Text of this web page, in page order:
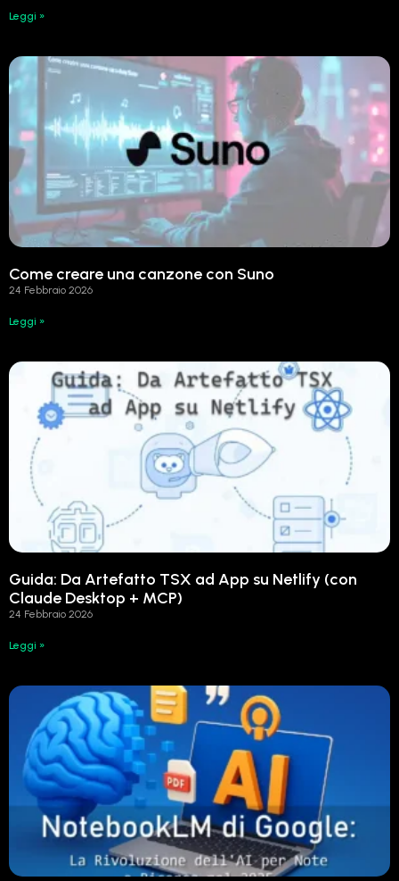
Leggi »
Come creare una canzone con Suno
24 Febbraio 2026
Leggi »
Guida: Da Artefatto TSX ad App su Netlify (con
Claude Desktop + MCP)
24 Febbraio 2026
Leggi »